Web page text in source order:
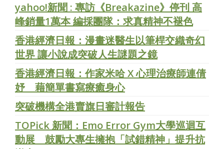
yahoo!新聞 : 專訪《Breakazine》停刊 高
峰銷量1萬本 編採團隊：求真精神不褪色
香港經濟日報：漫畫迷醫生以筆桿交織奇幻
世界 讓小說成突破人生謎題之鏡
香港經濟日報：作家米哈 X 心理治療師連倩
妤 藉簡單書寫療癒身心
突破機構全港賣旗日審計報告
TOPick 新聞：Emo Error Gym大學巡迴互
動展 鼓勵大專生擁抱「試錯精神」提升抗